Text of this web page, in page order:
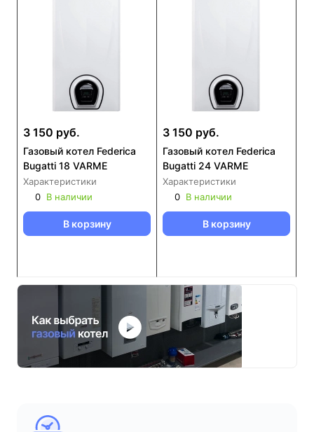
3 150 руб.
Газовый котел Federica
Bugatti 18 VARME
Характеристики
0 В наличии
В корзину
3 150 руб.
Газовый котел Federica
Bugatti 24 VARME
Характеристики
0 В наличии
В корзину